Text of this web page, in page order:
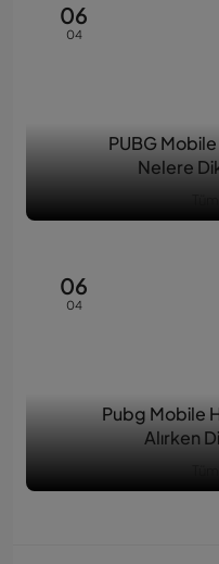
06
04
PUBG Mobile
Nelere
06
04
Pubg Mobile
Alırken